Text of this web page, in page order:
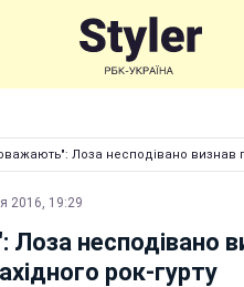
Лоза несподівано визнав
2016, 19:29
Лоза несподівано
рок-гурту